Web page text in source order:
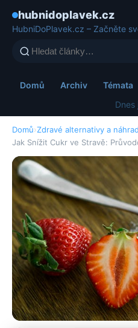
hubnidoplavek.cz
HubniDoPlavek.cz – Začněte
Domů Archiv Témata
Domů›Zdravé alternativy a
Jak Snížit Cukr ve Stravě: